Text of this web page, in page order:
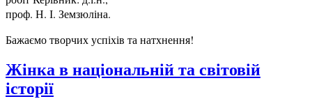
проф. Н. І. Земзюліна.
Бажаємо творчих успіхів та натхнення!
Жінка в національній та світовій
історії